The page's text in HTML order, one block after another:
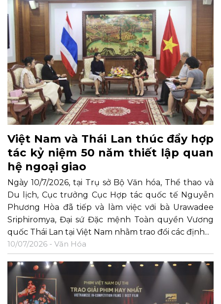
Việt Nam và Thái Lan thúc đẩy hợp
tác kỷ niệm 50 năm thiết lập quan
hệ ngoại giao
Ngày 10/7/2026, tại Trụ sở Bộ Văn hóa, Thể thao và
Du lịch, Cục trưởng Cục Hợp tác quốc tế Nguyễn
Phương Hòa đã tiếp và làm việc với bà Urawadee
Sriphiromya, Đại sứ Đặc mệnh Toàn quyền Vương
quốc Thái Lan tại Việt Nam nhằm trao đổi các định...
10/07/2026 - Văn Hóa